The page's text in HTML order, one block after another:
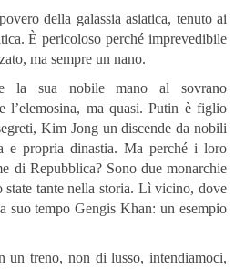
della galassia asiatica, tenuto ai
È pericoloso perché imprevedibile
ma sempre un nano.
la sua nobile mano al sovrano
l’elemosina, ma quasi. Putin è figlio
Kim Jong un discende da nobili
e propria dinastia. Ma perché i loro
di Repubblica? Sono due monarchie
state tante nella storia. Lì vicino, dove
suo tempo Gengis Khan: un esempio
un treno, non di lusso, intendiamoci,